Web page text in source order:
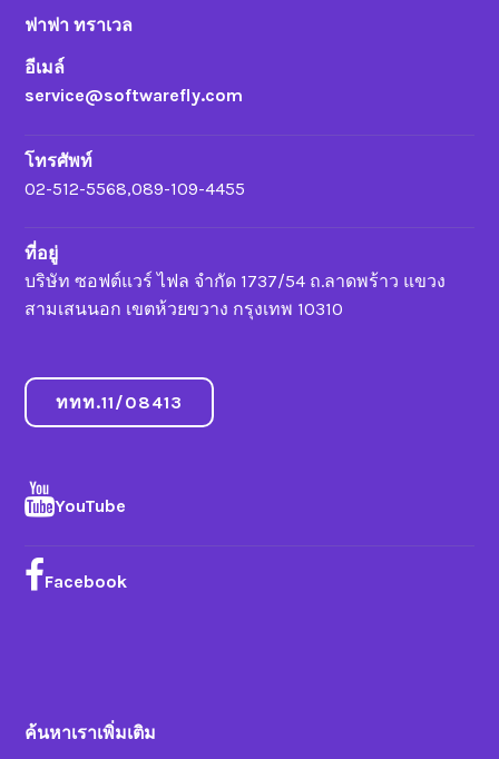
ฟาฟา ทราเวล
อีเมล์
service@softwarefly.com
โทรศัพท์
02-512-5568,089-109-4455
ที่อยู่
บริษัท ซอฟต์แวร์ ไฟล จำกัด 1737/54 ถ.ลาดพร้าว แขวง
สามเสนนอก เขตห้วยขวาง กรุงเทพ 10310
ททท.11/08413
YouTube
Facebook
ค้นหาเราเพิ่มเติม